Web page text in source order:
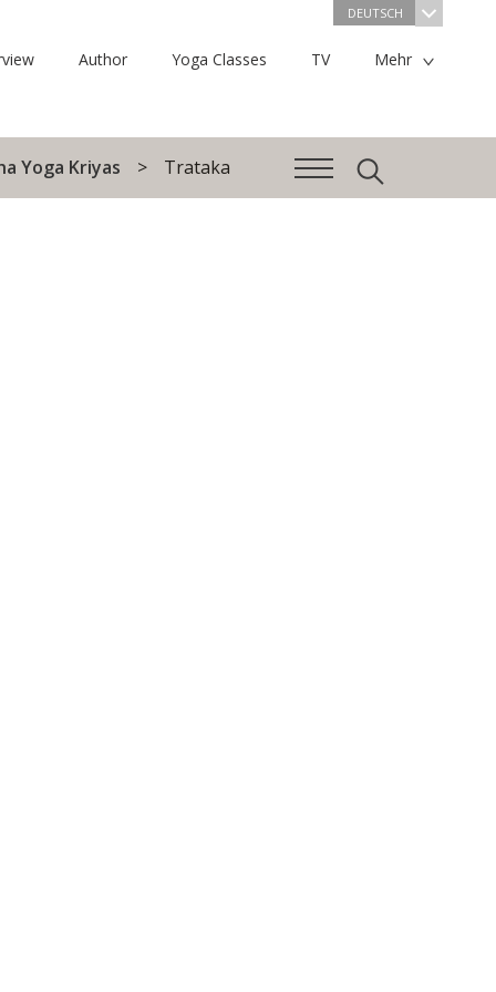
DEUTSCH
Author Yoga Classes TV Mehr
Yoga Kriyas Trataka